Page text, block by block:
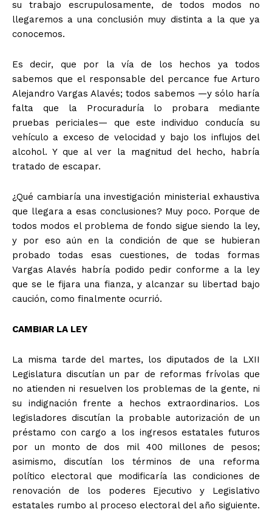
+ Todas las formas de lucha, potencialmente enlazadas
su trabajo escrupulosamente, de todos modos no
llegaremos a una conclusión muy distinta a la que ya
conocemos.
Es decir, que por la vía de los hechos ya todos
sabemos que el responsable del percance fue Arturo
Alejandro Vargas Alavés; todos sabemos —y sólo haría
falta que la Procuraduría lo probara mediante
pruebas periciales— que este individuo conducía su
vehículo a exceso de velocidad y bajo los influjos del
alcohol. Y que al ver la magnitud del hecho, habría
tratado de escapar.
¿Qué cambiaría una investigación ministerial exhaustiva
que llegara a esas conclusiones? Muy poco. Porque de
todos modos el problema de fondo sigue siendo la ley,
y por eso aún en la condición de que se hubieran
probado todas esas cuestiones, de todas formas
Vargas Alavés habría podido pedir conforme a la ley
que se le fijara una fianza, y alcanzar su libertad bajo
caución, como finalmente ocurrió.
CAMBIAR LA LEY
La misma tarde del martes, los diputados de la LXII
Legislatura discutían un par de reformas frívolas que
no atienden ni resuelven los problemas de la gente, ni
su indignación frente a hechos extraordinarios. Los
legisladores discutían la probable autorización de un
préstamo con cargo a los ingresos estatales futuros
por un monto de dos mil 400 millones de pesos;
asimismo, discutían los términos de una reforma
político electoral que modificaría las condiciones de
renovación de los poderes Ejecutivo y Legislativo
estatales rumbo al proceso electoral del año siguiente.